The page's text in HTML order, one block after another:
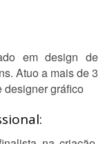
em design de
Atuo a mais de 3
designer gráfico